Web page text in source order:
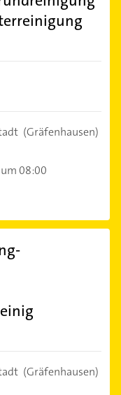
(Gräfenhausen)
08:00
(Gräfenhausen)